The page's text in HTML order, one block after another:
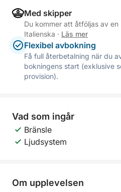
Med skipper
Du kommer att åtföljas av en
Italienska · Läs mer
Flexibel avbokning
Få full återbetalning när du
bokningens start (exklusive
provision).
Vad som ingår
Bränsle
Ljudsystem
Om upplevelsen